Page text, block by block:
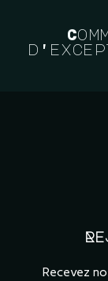
Recevez